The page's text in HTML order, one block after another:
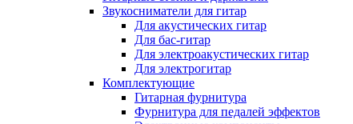
Звукосниматели для гитар
Для акустических гитар
Для бас-гитар
Для электроакустических гитар
Для электрогитар
Комплектующие
Гитарная фурнитура
Фурнитура для педалей эффектов